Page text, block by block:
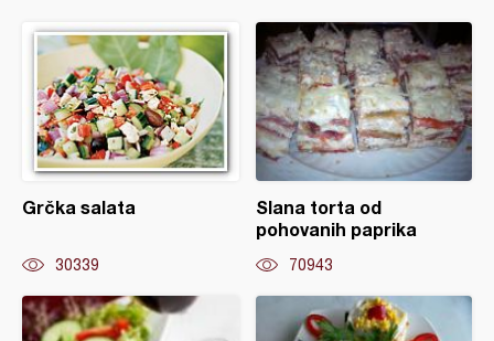
Grčka salata
30339
Slana torta od
pohovanih paprika
70943